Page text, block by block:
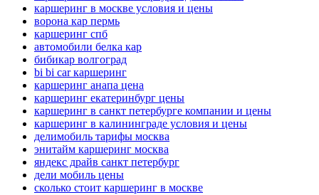
каршеринг в москве условия и цены
ворона кар пермь
каршеринг спб
автомобили белка кар
бибикар волгоград
bi bi car каршеринг
каршеринг анапа цена
каршеринг екатеринбург цены
каршеринг в санкт петербурге компании и цены
каршеринг в калининграде условия и цены
делимобиль тарифы москва
энитайм каршеринг москва
яндекс драйв санкт петербург
дели мобиль цены
сколько стоит каршеринг в москве